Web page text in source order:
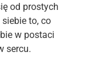
od prostych
to, co
w postaci
sercu.